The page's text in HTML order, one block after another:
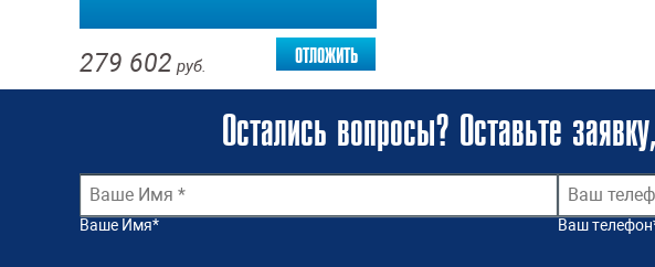
279 602 руб. отложить
Остались вопросы? Оставьте
Ваше Имя* Ваш телефон